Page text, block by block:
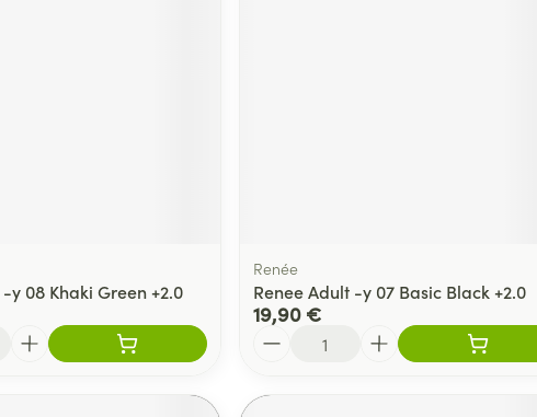
y 08 Khaki Green +2.0
Renée
Renee Adult -y 07 Basic Black +2.0
19,90 €